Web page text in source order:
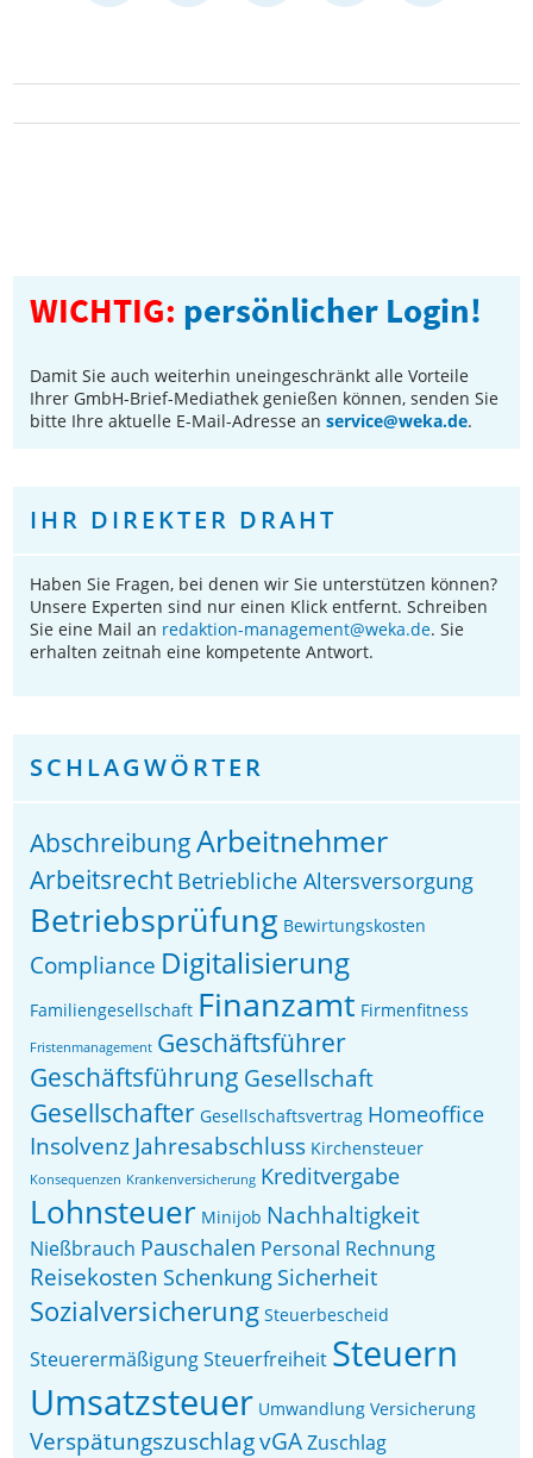
WICHTIG: persönlicher Login!
Damit Sie auch weiterhin uneingeschränkt alle Vorteile
Ihrer GmbH-Brief-Mediathek genießen können, senden Sie
bitte Ihre aktuelle E-Mail-Adresse anservice@weka.de.
IHR DIREKTER DRAHT
Haben Sie Fragen, bei denen wir Sie unterstützen können?
Unsere Experten sind nur einen Klick entfernt. Schreiben
Sie eine Mail an redaktion-management@weka.de. Sie
erhalten zeitnah eine kompetente Antwort.
SCHLAGWÖRTER
AbschreibungArbeitnehmer
Arbeitsrecht Betriebliche Altersversorgung
Betriebsprüfung Bewirtungskosten
Compliance Digitalisierung
Familiengesellschaft Finanzamt Firmenfitness
Fristenmanagement Geschäftsführer
Geschäftsführung Gesellschaft
Gesellschafter Gesellschaftsvertrag Homeoffice
InsolvenzJahresabschluss Kirchensteuer
Konsequenzen Krankenversicherung Kreditvergabe
Lohnsteuer Minijob Nachhaltigkeit
Nießbrauch Pauschalen Personal Rechnung
Reisekosten Schenkung Sicherheit
Sozialversicherung Steuerbescheid
SteuerermäßigungSteuerfreiheit Steuern
Umsatzsteuer Umwandlung Versicherung
VerspätungszuschlagvGAZuschlag